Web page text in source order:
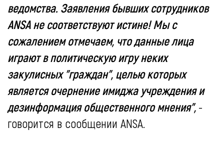
ведомства. Заявления бывших сотрудников
ANSA не соответствуют истине! Мы с
сожалением отмечаем, что данные лица
играют в политическую игру неких
закулисных "граждан", целью которых
является очернение имиджа учреждения и
дезинформация общественного мнения", -
говорится в сообщении ANSA.